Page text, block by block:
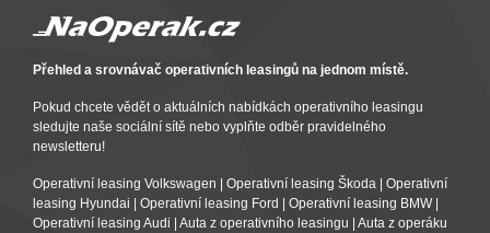
Přehled a srovnávač operativních leasingů na jednom místě.
Pokud chcete vědět o aktuálních nabídkách operativního leasingu
sledujte naše sociální sítě nebo vyplňte odběr pravidelného
newsletteru!
Operativní leasing Volkswagen Operativní leasing Škoda
Operativní
leasing Hyundai
Operativní leasing Ford Operativní leasing BMW|
Operativní leasing Audi
Auta z operativního leasingu
Auta z operáku